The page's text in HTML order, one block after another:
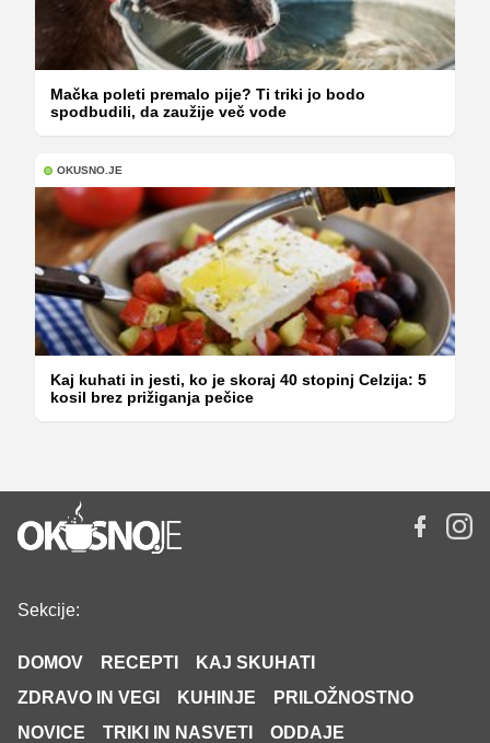
Mačka poleti premalo pije? Ti triki jo bodo
spodbudili, da zaužije več vode
OKUSNO.JE
Kaj kuhati in jesti, ko je skoraj 40 stopinj Celzija: 5
kosil brez prižiganja pečice
Sekcije:
DOMOV RECEPTI
KAJ SKUHATI
ZDRAVO IN VEGI
KUHINJE
PRILOŽNOSTNO
NOVICE
TRIKI IN NASVETI ODDAJE